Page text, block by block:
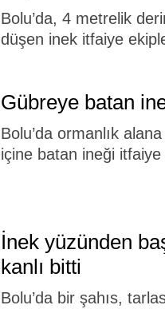
Bolu’da, 4 metrelik
düşen inek itfaiye
Gübreye batan
Bolu’da ormanlık
içine batan ineği
İnek yüzünden
kanlı bitti
Bolu’da bir şahıs,